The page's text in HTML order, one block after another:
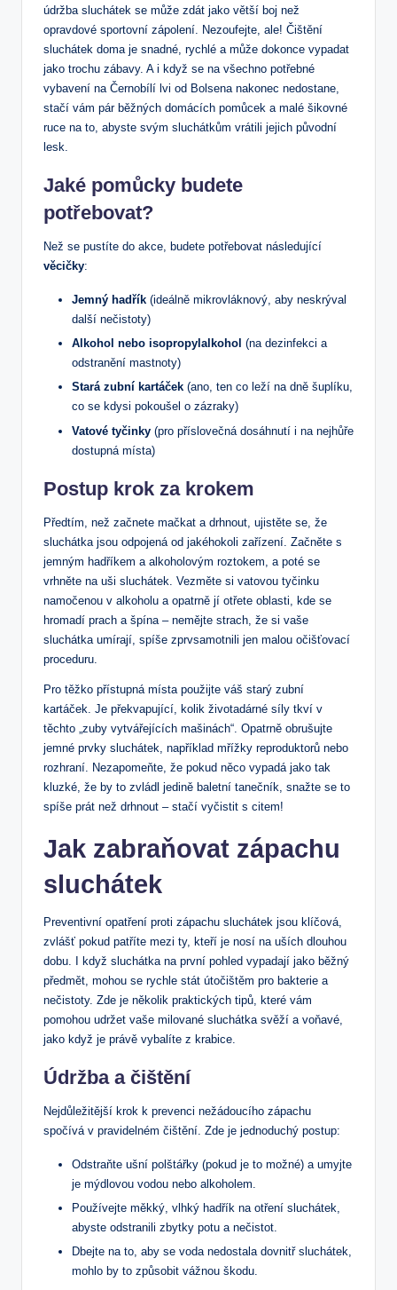
údržba sluchátek se může zdát jako větší boj než
opravdové sportovní zápolení. Nezoufejte, ale! Čištění
sluchátek doma je snadné, rychlé a může dokonce vypadat
jako trochu zábavy. A i když se na všechno potřebné
vybavení na Černobílí lvi od Bolsena nakonec nedostane,
stačí vám pár běžných domácích pomůcek a malé šikovné
ruce na to, abyste svým sluchátkům vrátili jejich původní
lesk.
Jaké pomůcky budete
potřebovat?
Než se pustíte do akce, budete potřebovat následující
věcičky:
Jemný hadřík (ideálně mikrovláknový, aby neskrýval
další nečistoty)
Alkohol nebo isopropylalkohol (na dezinfekci a
odstranění mastnoty)
Stará zubní kartáček (ano, ten co leží na dně šuplíku,
co se kdysi pokoušel o zázraky)
Vatové tyčinky (pro příslovečná dosáhnutí i na nejhůře
dostupná místa)
Postup krok za krokem
Předtím, než začnete mačkat a drhnout, ujistěte se, že
sluchátka jsou odpojená od jakéhokoli zařízení. Začněte s
jemným hadříkem a alkoholovým roztokem, a poté se
vrhněte na uši sluchátek. Vezměte si vatovou tyčinku
namočenou v alkoholu a opatrně jí otřete oblasti, kde se
hromadí prach a špína – nemějte strach, že si vaše
sluchátka umírají, spíše zprvsamotnili jen malou očišťovací
proceduru.
Pro těžko přístupná místa použijte váš starý zubní
kartáček. Je překvapující, kolik životadárné síly tkví v
těchto „zuby vytvářejících mašinách“. Opatrně obrušujte
jemné prvky sluchátek, například mřížky reproduktorů nebo
rozhraní. Nezapomeňte, že pokud něco vypadá jako tak
kluzké, že by to zvládl jedině baletní tanečník, snažte se to
spíše prát než drhnout – stačí vyčistit s citem!
Jak zabraňovat zápachu
sluchátek
Preventivní opatření proti zápachu sluchátek jsou klíčová,
zvlášť pokud patříte mezi ty, kteří je nosí na uších dlouhou
dobu. I když sluchátka na první pohled vypadají jako běžný
předmět, mohou se rychle stát útočištěm pro bakterie a
nečistoty. Zde je několik praktických tipů, které vám
pomohou udržet vaše milované sluchátka svěží a voňavé,
jako když je právě vybalíte z krabice.
Údržba a čištění
Nejdůležitější krok k prevenci nežádoucího zápachu
spočívá v pravidelném čištění. Zde je jednoduchý postup:
Odstraňte ušní polštářky (pokud je to možné) a umyjte
je mýdlovou vodou nebo alkoholem.
Používejte měkký, vlhký hadřík na otření sluchátek,
abyste odstranili zbytky potu a nečistot.
Dbejte na to, aby se voda nedostala dovnitř sluchátek,
mohlo by to způsobit vážnou škodu.